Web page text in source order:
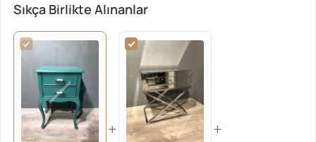
Sıkça Birlikte Alınanlar
+ +